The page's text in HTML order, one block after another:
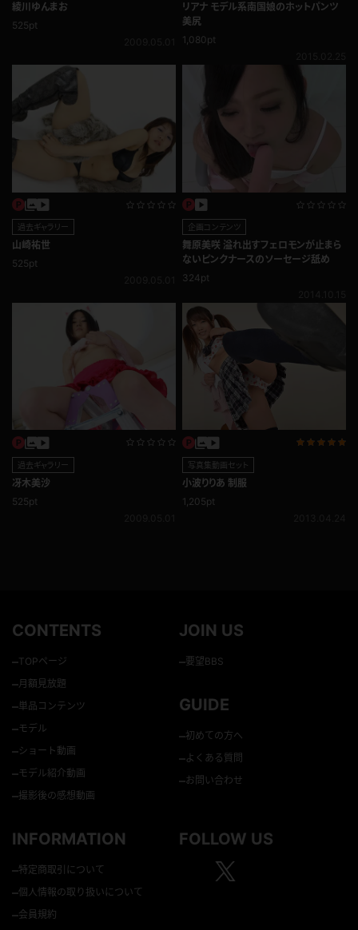
綾川ゆんまお
525pt
リアナ モデル系南国娘のホットパンツ
美尻
1,080pt
過去ギャラリー
山崎祐世
525pt
企画コンテンツ
舞原美咲 溢れ出すフェロモンが止まら
ないピンクナースのソーセージ舐め
324pt
過去ギャラリー
冴木美沙
525pt
写真集動画セット
小波りりあ 制服
1,205pt
CONTENTS
–TOPページ
– 月額見放題
–単品コンテンツ
–モデル
–ショート動画
–モデル紹介動画
–撮影後の感想動画
JOIN US
–要望BBS
GUIDE
–初めての方へ
–よくある質問
–お問い合わせ
INFORMATION
–特定商取引について
–個人情報の取り扱いについて
–会員規約
FOLLOW US